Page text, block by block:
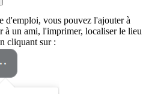
d'emploi, vous pouvez l'ajouter à
à un ami, l'imprimer, localiser le lieu
cliquant sur :